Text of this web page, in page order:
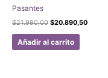
Pasantes
$21.990,00 El
original
era:
$20.890,50El
Añadir al carrito